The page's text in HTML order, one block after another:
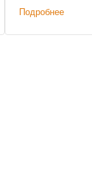
Подробнее